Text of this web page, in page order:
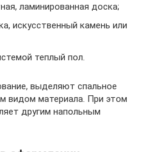
ламинированная доска;
искусственный камень или
теплый пол.
выделяют спальное
видом материала. При этом
другим напольным